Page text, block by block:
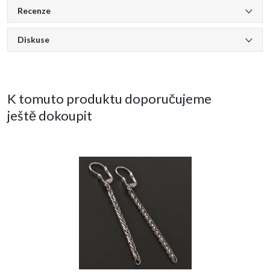
Recenze
Diskuse
K tomuto produktu doporučujeme
ještě dokoupit